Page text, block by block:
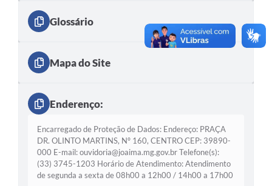
Glossário
Mapa do Site
Enderenço:
Encarregado de Proteção de Dados: Endereço: PRAÇA
DR. OLINTO MARTINS, Nº 160, CENTRO CEP: 39890-
000 E-mail:ouvidoria@joaima.mg.gov.brTelefone(s):
(33) 3745-1203 Horário de Atendimento: Atendimento
de segunda a sexta de 08h00 a 12h00 / 14h00 a 17h00